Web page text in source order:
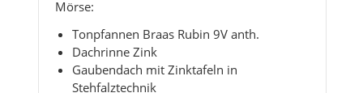
Mörse:
Tonpfannen Braas Rubin 9V anth.
Dachrinne Zink
Gaubendach mit Zinktafeln in
Stehfalztechnik